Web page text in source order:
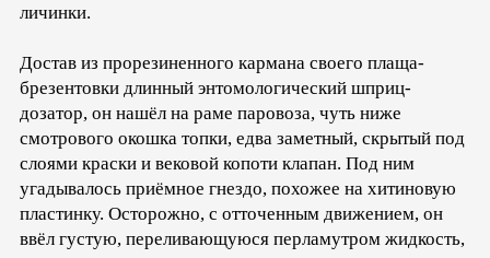
личинки.
Достав из прорезиненного кармана своего плаща-
брезентовки длинный энтомологический шприц-
дозатор, он нашёл на раме паровоза, чуть ниже
смотрового окошка топки, едва заметный, скрытый под
слоями краски и вековой копоти клапан. Под ним
угадывалось приёмное гнездо, похожее на хитиновую
пластинку. Осторожно, с отточенным движением, он
ввёл густую, переливающуюся перламутром жидкость,